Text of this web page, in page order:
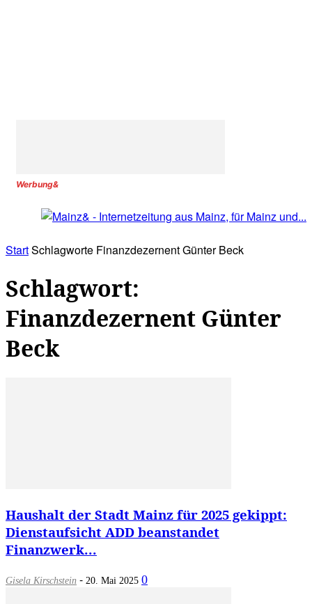
Werbung&
StartSchlagworte Finanzdezernent Günter Beck
Schlagwort:
Finanzdezernent Günter
Beck
Haushalt der Stadt Mainz für 2025 gekippt:
Dienstaufsicht ADD beanstandet
Finanzwerk...
Gisela Kirschstein - 20. Mai 2025 0